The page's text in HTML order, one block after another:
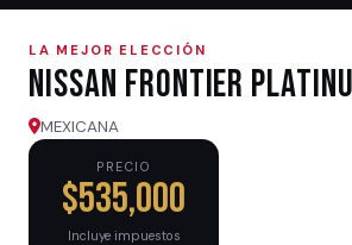
LA MEJOR ELECCIÓN
Nissan FRONTIER
MEXICANA
PRECIO
$535,000
Incluye impuestos